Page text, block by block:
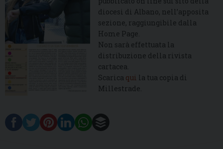
diocesi di Albano, nell’apposita
sezione, raggiungibile dalla
Home Page.
Non sarà effettuata la
distribuzione della rivista
cartacea.
Scarica qui la tua copia di
Millestrade.